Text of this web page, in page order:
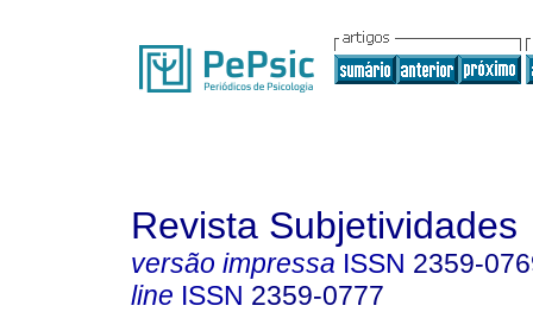
Revista Subjetividades
versão impressa ISSN 2359-
line ISSN 2359-0777